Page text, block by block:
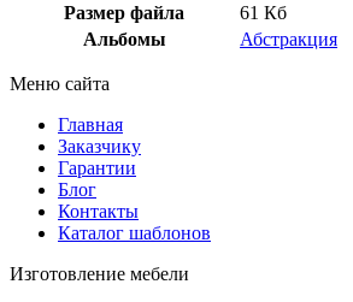
Размер файла
61 Кб
Альбомы
Абстракция
Меню сайта
Главная
Заказчику
Гарантии
Блог
Контакты
Каталог шаблонов
Изготовление мебели